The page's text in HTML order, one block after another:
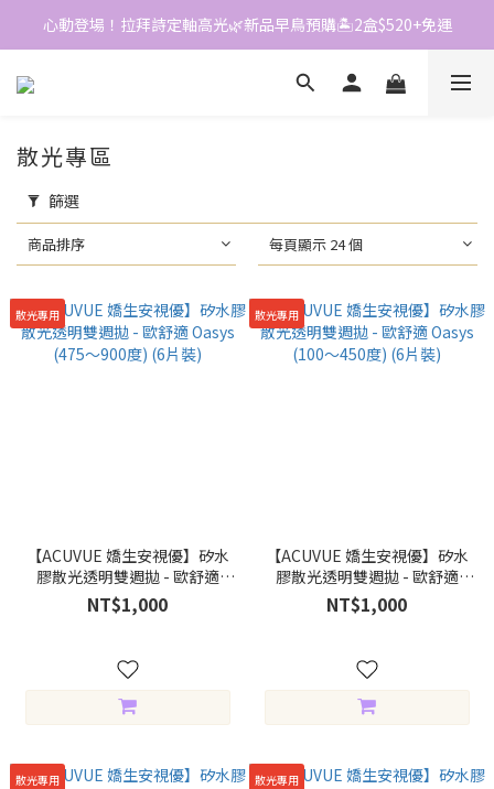
📱加入官方LINE｜領$50折價券
心動登場！拉拜詩定軸高光🌿新品早鳥預購🏝️2盒$520+免運
📱加入官方LINE｜領$50折價券
散光專區
篩選
商品排序 每頁顯示 24 個
散光專用
【ACUVUE 嬌生安視優】矽水
膠散光透明雙週拋 - 歐舒適
Oasys (475～900度) (6片裝)
NT$1,000
散光專用
【ACUVUE 嬌生安視優】矽水
膠散光透明雙週拋 - 歐舒適
Oasys (100～450度) (6片裝)
NT$1,000
散光專用 散光專用